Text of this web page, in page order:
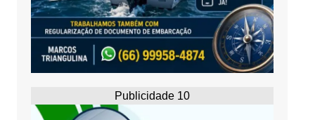
Publicidade 10